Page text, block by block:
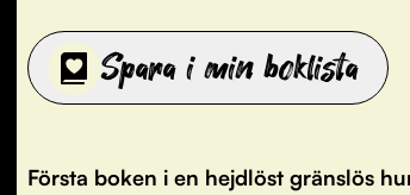
Spara i min boklista
Första boken i en hejdlöst gränslös